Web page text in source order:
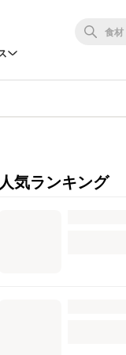
人気ランキング